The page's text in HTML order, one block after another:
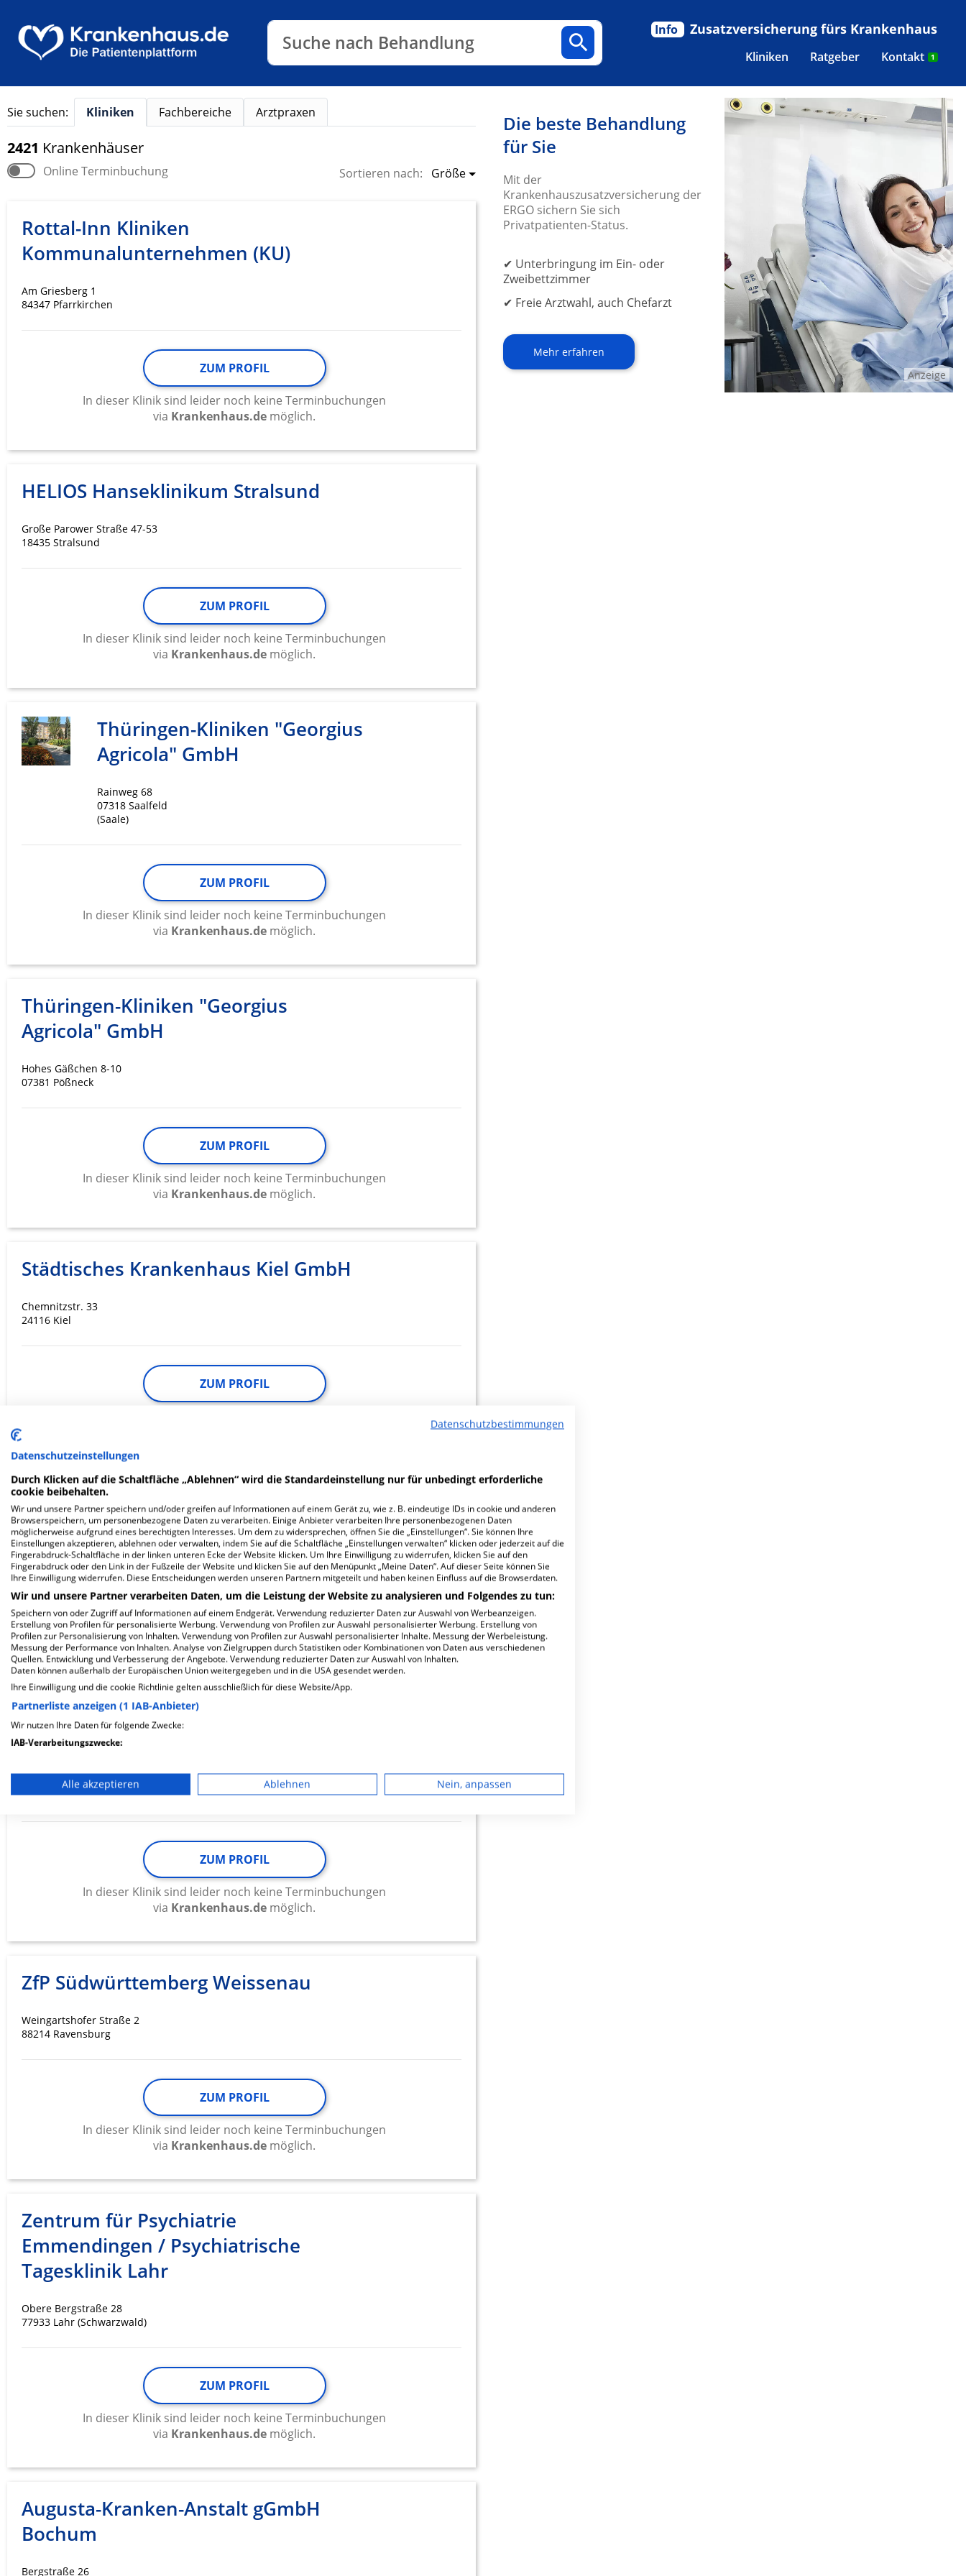
Suche nach Behandlung
Suche nach Diagnose
Kliniken
Ratgeber Kontakt 1
Info Zusatzversicherung fürs Krankenhaus
Sie suchen: Kliniken Fachbereiche Arztpraxen
2421 Krankenhäuser
Online Terminbuchung Sortieren nach: Größe
Rottal-Inn Kliniken
Kommunalunternehmen (KU)
Am Griesberg 1
84347 Pfarrkirchen
ZUM PROFIL
In dieser Klinik sind leider noch keine Terminbuchungen
via Krankenhaus.de möglich.
HELIOS Hanseklinikum Stralsund
Große Parower Straße 47-53
18435 Stralsund
ZUM PROFIL
In dieser Klinik sind leider noch keine Terminbuchungen
via Krankenhaus.de möglich.
Thüringen-Kliniken "Georgius
Agricola" GmbH
Rainweg 68
07318 Saalfeld
(Saale)
ZUM PROFIL
In dieser Klinik sind leider noch keine Terminbuchungen
via Krankenhaus.de möglich.
Thüringen-Kliniken "Georgius
Agricola" GmbH
Hohes Gäßchen 8-10
07381 Pößneck
ZUM PROFIL
In dieser Klinik sind leider noch keine Terminbuchungen
via Krankenhaus.de möglich.
Städtisches Krankenhaus Kiel GmbH
Chemnitzstr. 33
24116 Kiel
ZUM PROFIL
Marien-Hospital
Gottfried-Disse-Straße 40
53879 Euskirchen
ZUM PROFIL
In dieser Klinik sind leider noch keine Terminbuchungen
viaKrankenhaus.demöglich.
ZfP Südwürttemberg Weissenau
Weingartshofer Straße 2
88214 Ravensburg
ZUM PROFIL
In dieser Klinik sind leider noch keine Terminbuchungen
via Krankenhaus.de möglich.
ZfP Südwürttemberg Weissenau
Weingartshofer Straße 2
88214 Ravensburg
ZUM PROFIL
In dieser Klinik sind leider noch keine Terminbuchungen
via Krankenhaus.de möglich.
Zentrum für Psychiatrie
Emmendingen / Psychiatrische
Tagesklinik Lahr
Obere Bergstraße 28
77933 Lahr (Schwarzwald)
ZUM PROFIL
In dieser Klinik sind leider noch keine Terminbuchungen
via Krankenhaus.de möglich.
Augusta-Kranken-Anstalt gGmbH
Bochum
Bergstraße 26
Die beste Behandlung
für Sie
Mit der
Krankenhauszusatzversicherung der
ERGO sichern Sie sich
Privatpatienten-Status.
✔ Unterbringung im Ein- oder
Zweibettzimmer
✔ Freie Arztwahl, auch Chefarzt
Mehr erfahren
Anzeige
Datenschutzbestimmungen
Datenschutzeinstellungen
Durch Klicken auf die Schaltfläche „Ablehnen“ wird die Standardeinstellung nur für unbedingt erforderliche
cookie beibehalten.
Wir und unsere Partner speichern und/oder greifen auf Informationen auf einem Gerät zu, wie z. B. eindeutige IDs in cookie und anderen
Browserspeichern, um personenbezogene Daten zu verarbeiten. Einige Anbieter verarbeiten Ihre personenbezogenen Daten
möglicherweise aufgrund eines berechtigten Interesses. Um dem zu widersprechen, öffnen Sie die „Einstellungen“. Sie können Ihre
Einstellungen akzeptieren, ablehnen oder verwalten, indem Sie auf die Schaltfläche „Einstellungen verwalten“ klicken oder jederzeit auf die
Fingerabdruck-Schaltfläche in der linken unteren Ecke der Website klicken. Um Ihre Einwilligung zu widerrufen, klicken Sie auf den
Fingerabdruck oder den Link in der Fußzeile der Website und klicken Sie auf den Menüpunkt „Meine Daten“. Auf dieser Seite können Sie
Ihre Einwilligung widerrufen. Diese Entscheidungen werden unseren Partnern mitgeteilt und haben keinen Einfluss auf die Browserdaten.
Wir und unsere Partner verarbeiten Daten, um die Leistung der Website zu analysieren und Folgendes zu tun:
Speichern von oder Zugriff auf Informationen auf einem Endgerät. Verwendung reduzierter Daten zur Auswahl von Werbeanzeigen.
Erstellung von Profilen für personalisierte Werbung. Verwendung von Profilen zur Auswahl personalisierter Werbung. Erstellung von
Profilen zur Personalisierung von Inhalten. Verwendung von Profilen zur Auswahl personalisierter Inhalte. Messung der Werbeleistung.
Messung der Performance von Inhalten. Analyse von Zielgruppen durch Statistiken oder Kombinationen von Daten aus verschiedenen
Quellen. Entwicklung und Verbesserung der Angebote. Verwendung reduzierter Daten zur Auswahl von Inhalten.
Daten können außerhalb der Europäischen Union weitergegeben und in die USA gesendet werden.
Ihre Einwilligung und die cookie Richtlinie gelten ausschließlich für diese Website/App.
Partnerliste anzeigen (1 IAB-Anbieter)
Wir nutzen Ihre Daten für folgende Zwecke:
IAB-Verarbeitungszwecke:
Verwendung reduzierter Daten zur Auswahl von Werbeanzeigen
Erstellung von Profilen für personalisierte Werbung
Verwendung von Profilen zur Auswahl personalisierter Werbung
Erstellung von Profilen zur Personalisierung von Inhalten
Verwendung von Profilen zur Auswahl personalisierter Inhalte
Messung der Werbeleistung
Entwicklung und Verbesserung der Angebote
Verwendung genauer Standortdaten
Geräte anhand von aktiv angeforderten Informationen identifizieren
Performance
Funktional
Werbung
Alle akzeptieren Ablehnen Nein, anpassen